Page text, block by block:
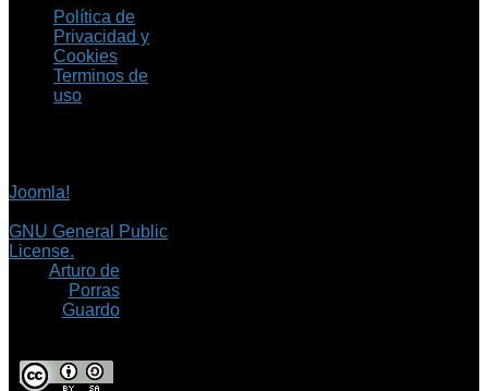
Política de
Privacidad y
Cookies
Terminos de
uso
Joomla!
GNU General Public
License.
Arturo de
Porras
Guardo